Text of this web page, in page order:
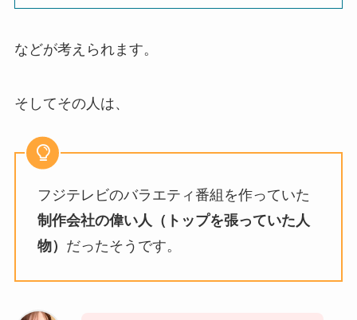
などが考えられます。
そしてその人は、
フジテレビのバラエティ番組を作っていた
制作会社の偉い人（トップを張っていた人
物） だったそうです。